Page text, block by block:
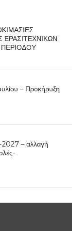
ΕΡΑΣΙΤΕΧΝΙΚΩΝ
ΠΕΡΙΟΔΟΥ
– Προκήρυξη
2027 – αλλαγή